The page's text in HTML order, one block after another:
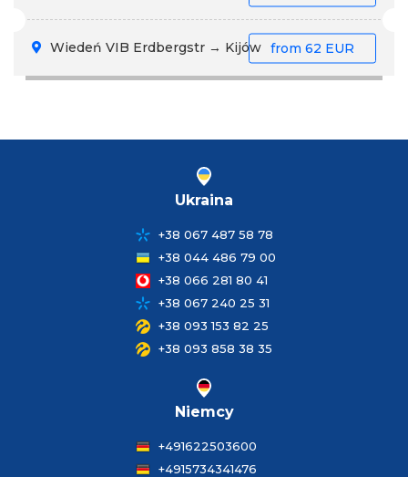
Wiedeń VIB Erdbergstr → Kijów from 62 EUR
Ukraina
+38 067 487 58 78
+38 044 486 79 00
+38 066 281 80 41
+38 067 240 25 31
+38 093 153 82 25
+38 093 858 38 35
Niemcy
+491622503600
+4915734341476